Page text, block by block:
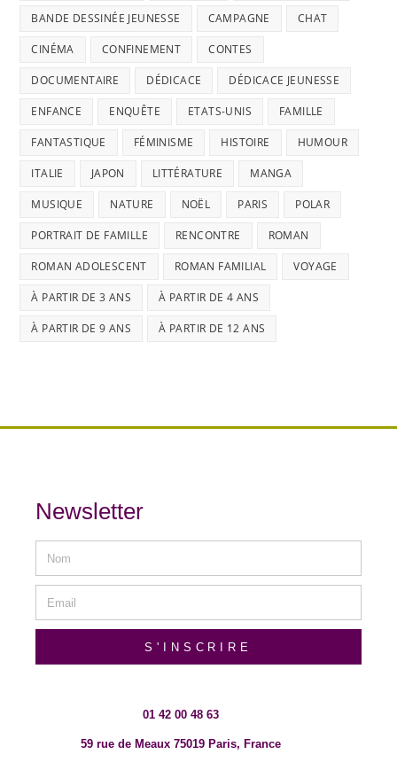
BANDE DESSINÉE JEUNESSE CAMPAGNE CHAT
CINÉMA CONFINEMENT CONTES
DOCUMENTAIRE DÉDICACE DÉDICACE JEUNESSE
ENFANCE ENQUÊTE ETATS-UNIS FAMILLE
FANTASTIQUE FÉMINISME HISTOIRE HUMOUR
ITALIE JAPON LITTÉRATURE MANGA
MUSIQUE NATURE NOËL PARIS POLAR
PORTRAIT DE FAMILLE RENCONTRE ROMAN
ROMAN ADOLESCENT ROMAN FAMILIAL VOYAGE
À PARTIR DE 3 ANS À PARTIR DE 4 ANS
À PARTIR DE 9 ANS À PARTIR DE 12 ANS
Newsletter
S'INSCRIRE
01 42 00 48 63
59 rue de Meaux 75019 Paris, France